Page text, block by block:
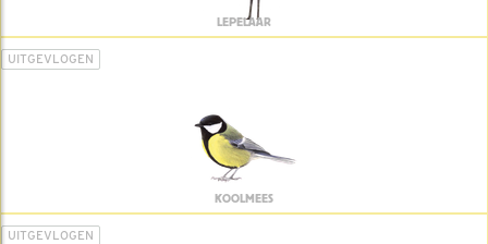
LEPELAAR
UITGEVLOGEN
KOOLMEES
UITGEVLOGEN